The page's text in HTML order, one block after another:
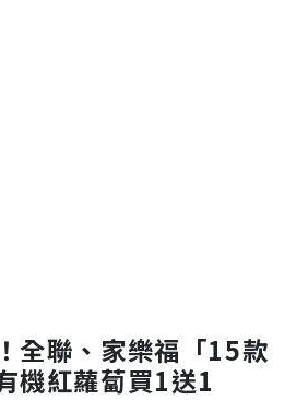
全聯、家樂福「15款
紅蘿蔔買1送1